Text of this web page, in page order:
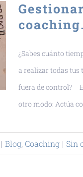
coaching.
¿Sabes cuánto
a realizar todas tus
fuera de control?
otro modo: Actúa
| Blog, Coaching | Sin